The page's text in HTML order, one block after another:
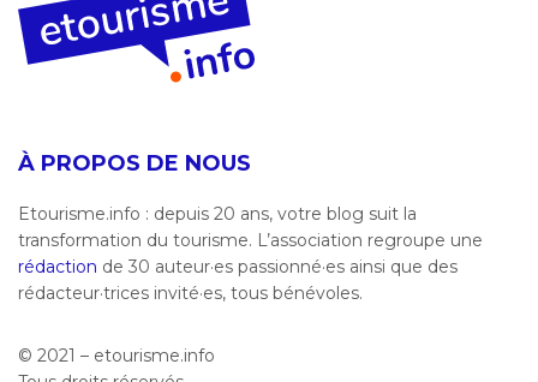
À PROPOS DE NOUS
Etourisme.info : depuis 20 ans, votre blog suit la
transformation du tourisme. L’association regroupe une
rédaction de 30 auteur·es passionné·es ainsi que des
rédacteur·trices invité·es, tous bénévoles.
© 2021 – etourisme.info